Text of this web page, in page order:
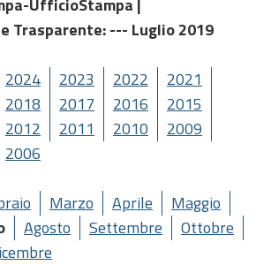
UfficioStampa |
Trasparente: --- Luglio 2019
2024 2023 2022
2021
2018 2017 2016
2015
2012 2011 2010
2009
2006
Marzo Aprile
Maggio
Agosto Settembre
Ottobre